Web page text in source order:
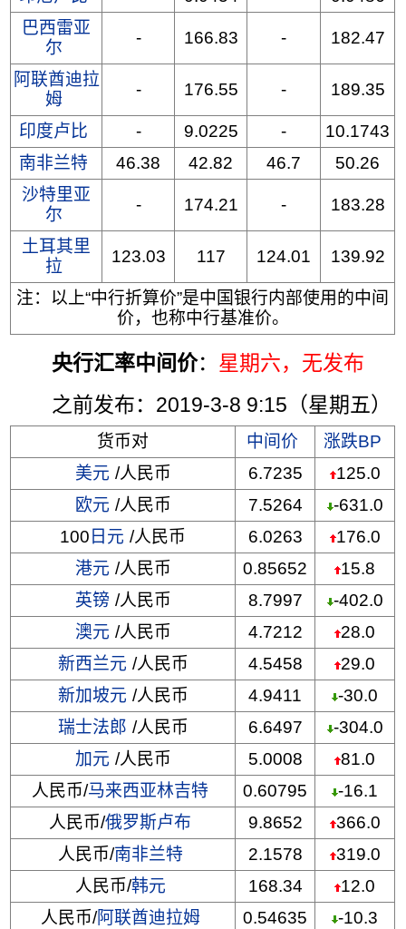
巴西雷亚
尔
- 166.83 - 182.47
阿联酋迪拉
姆
- 176.55 - 189.35
印度卢比 - 9.0225 -
10.1743
南非兰特
46.38 42.82 46.7
50.26
沙特里亚
尔
- 174.21 - 183.28
土耳其里
拉
123.03 117 124.01 139.92
注：以上“中行折算价”是中国银行内部使用的中间
价，也称中行基准价。
央行汇率中间价： 星期六，无发布
之前发布：2019-3-8 9:15（星期五）
货币对 中间价
涨跌BP
美元 /人民币 6.7235
125.0
欧元 /人民币 7.5264
-631.0
100 日元 /人民币 6.0263
176.0
港元 /人民币 0.85652
15.8
英镑 /人民币 8.7997
-402.0
澳元 /人民币 4.7212
28.0
新西兰元 /人民币 4.5458
29.0
新加坡元 /人民币 4.9411
-30.0
瑞士法郎 /人民币 6.6497
-304.0
加元 /人民币 5.0008
81.0
人民币/马来西亚林吉特 0.60795
-16.1
人民币/俄罗斯卢布 9.8652
366.0
人民币/南非兰特 2.1578
319.0
人民币/韩元 168.34
12.0
人民币/阿联酋迪拉姆 0.54635
-10.3